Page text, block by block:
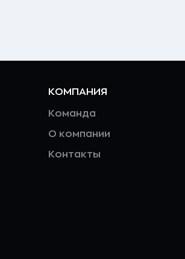
КОМПАНИЯ
Команда
О компании
Контакты